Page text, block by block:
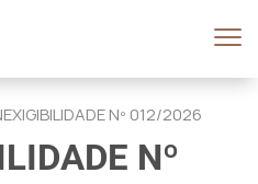
Nº 012/2026
Nº